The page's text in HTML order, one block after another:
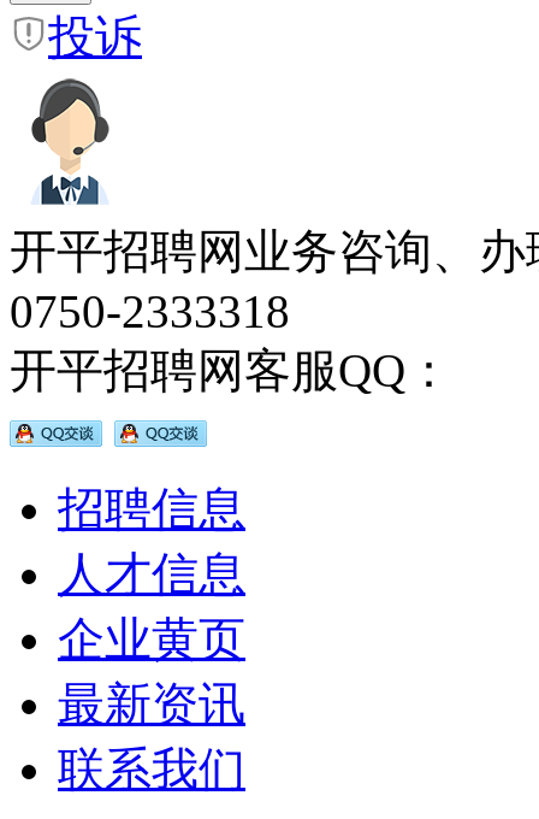
投诉
开平招聘网业务咨询、
0750-2333318
开平招聘网客服QQ：
招聘信息
人才信息
企业黄页
最新资讯
联系我们